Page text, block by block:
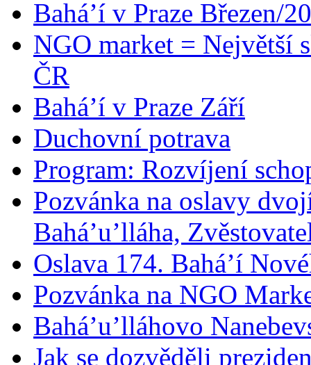
Bahá’í v Praze Březen/
NGO market = Největší
ČR
Bahá’í v Praze Září
Duchovní potrava
Program: Rozvíjení
Pozvánka na oslavy
Bahá’u’lláha,
Oslava 174. Bahá’í
Pozvánka na NGO
Bahá’u’lláhovo
Jak se dozvěděli